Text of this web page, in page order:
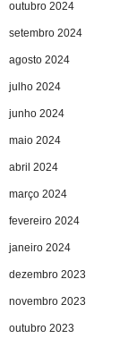
outubro 2024
setembro 2024
agosto 2024
julho 2024
junho 2024
maio 2024
abril 2024
março 2024
fevereiro 2024
janeiro 2024
dezembro 2023
novembro 2023
outubro 2023